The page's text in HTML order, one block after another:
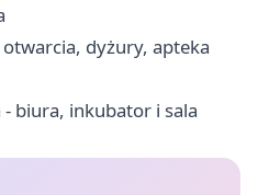
dyżury, apteka
- biura, inkubator i sala